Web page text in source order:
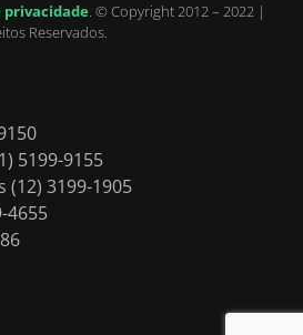
. © Copyright 2012 – 2022 |
Reservados.
5199-9155
(12) 3199-1905
4655